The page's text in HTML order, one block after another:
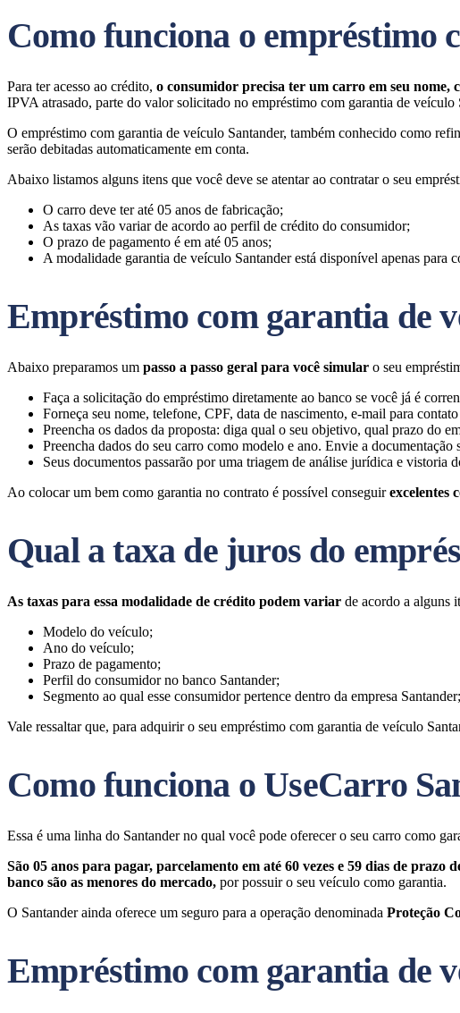
Como funciona o empréstimo
Para ter acesso ao crédito, o consumidor precisa ter um carro em seu nome,
IPVA atrasado, parte do valor solicitado no empréstimo com garantia de veículo
O empréstimo com garantia de veículo Santander, também conhecido como
serão debitadas automaticamente em conta.
Abaixo listamos alguns itens que você deve se atentar ao contratar o seu
O carro deve ter até 05 anos de fabricação;
As taxas vão variar de acordo ao perfil de crédito do consumidor;
O prazo de pagamento é em até 05 anos;
A modalidade garantia de veículo Santander está disponível apenas para
Empréstimo com garantia de
Abaixo preparamos um passo a passo geral para você simular o seu
Faça a solicitação do empréstimo diretamente ao banco se você já é
Forneça seu nome, telefone, CPF, data de nascimento, e-mail para
Preencha os dados da proposta: diga qual o seu objetivo, qual prazo do
Preencha dados do seu carro como modelo e ano. Envie a
Seus documentos passarão por uma triagem de análise jurídica e vistoria
Ao colocar um bem como garantia no contrato é possível conseguirexcelentes
Qual a taxa de juros do
As taxas para essa modalidade de crédito podem variar de acordo a alguns
Modelo do veículo;
Ano do veículo;
Prazo de pagamento;
Perfil do consumidor no banco Santander;
Segmento ao qual esse consumidor pertence dentro da empresa Santander;
Vale ressaltar que, para adquirir o seu empréstimo com garantia de veículo
Como funciona o UseCarro
Essa é uma linha do Santander no qual você pode oferecer o seu carro como
São 05 anos para pagar, parcelamento em até 60 vezes e 59 dias de prazo
banco são as menores do mercado, por possuir o seu veículo como garantia.
O Santander ainda oferece um seguro para a operação denominada Proteção
Empréstimo com garantia de